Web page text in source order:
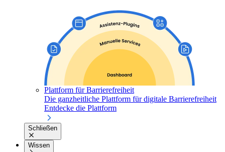
Plattform für Barrierefreiheit
Die ganzheitliche Plattform für digitale Barrierefreiheit
Entdecke die Plattform
Schließen
Wissen